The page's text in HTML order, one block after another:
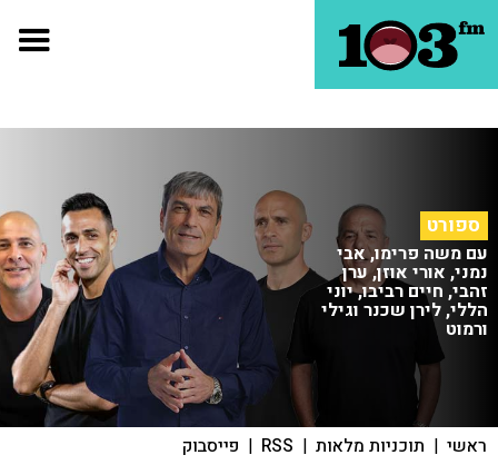
ספורט
עם משה פרימו, אבי
נמני, אורי אוזן, ערן
זהבי, חיים רביבו, יוני
הללי, לירן שכנר וגילי
ורמוט
ראשי | תוכניות מלאות |
RSS
| פייסבוק